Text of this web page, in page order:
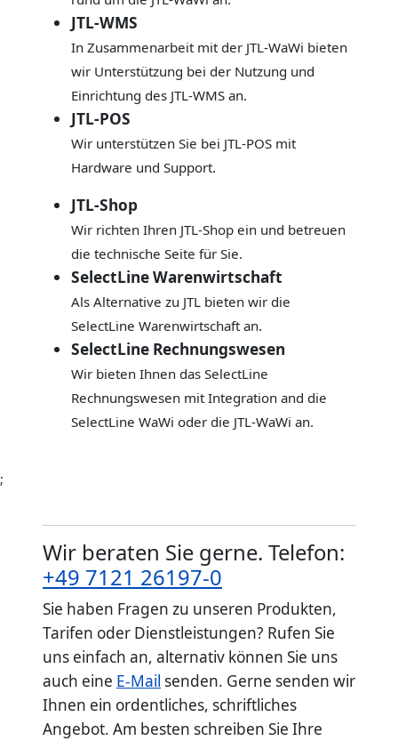
JTL-WMS
In Zusammenarbeit mit der JTL-WaWi bieten
wir Unterstützung bei der Nutzung und
Einrichtung des JTL-WMS an.
JTL-POS
Wir unterstützen Sie bei JTL-POS mit
Hardware und Support.
JTL-Shop
Wir richten Ihren JTL-Shop ein und betreuen
die technische Seite für Sie.
SelectLine Warenwirtschaft
Als Alternative zu JTL bieten wir die
SelectLine Warenwirtschaft an.
SelectLine Rechnungswesen
Wir bieten Ihnen das SelectLine
Rechnungswesen mit Integration and die
SelectLine WaWi oder die JTL-WaWi an.
;
Wir beraten Sie gerne. Telefon:
+49 7121 26197-0
Sie haben Fragen zu unseren Produkten,
Tarifen oder Dienstleistungen? Rufen Sie
uns einfach an, alternativ können Sie uns
auch eine E-Mail senden. Gerne senden wir
Ihnen ein ordentliches, schriftliches
Angebot. Am besten schreiben Sie Ihre